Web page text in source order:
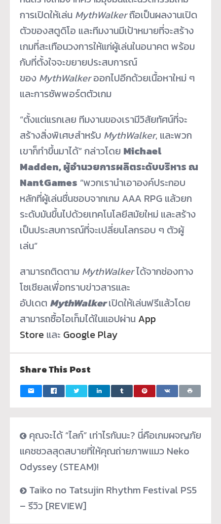
การเปิดให้เล่น MythWalkerถือเป็นผลงานเปิด
ตัวของสตูดิโอ และทีมงานมีเป้าหมายที่จะสร้าง
เกมที่สะเทือนวงการให้แก่ผู้เล่นในอนาคต พร้อม
กับที่ตั้งใจจะขยายประสบการณ์
ของ MythWalkerออกไปอีกด้วยเนื้อหาใหม่ ๆ
และการซัพพอร์ตตัวเกม
“ตั้งแต่แรกเลย ทีมงานของเรามีวิสัยทัศน์ที่จะ
สร้างสิ่งพิเศษสำหรับ MythWalker, และพวก
เขาก็ทำขึ้นมาได้” กล่าวโดย Michael
Madden, ผู้อำนวยการผลิตระดับบริหาร ณ
NantGames “พวกเรานำเอาองค์ประกอบ
หลักที่ผู้เล่นชื่นชอบจากเกม AAA RPG แล้วยก
ระดับมันขึ้นไปด้วยเทคโนโลยีสมัยใหม่ และสร้าง
เป็นประสบการณ์ที่จะเปลี่ยนโลกรอบ ๆ ตัวผู้
เล่น”
สามารถติดตาม MythWalkerได้จากช่องทาง
โซเชียลเพื่อทราบข่าวสารและ
อัปเดต MythWalkerเปิดให้เล่นฟรีแล้วโดย
สามารถซื้อไอเท็มได้ในแอปผ่าน App
Store และ Google Play
Share This Post
คุณจะได้ “ไลก์” เท่าไรกันนะ? นี่คือเกมผจญภัย
แคชชวลสุดสบายที่ให้คุณถ่ายภาพแมว Neko
Odyssey (STEAM)!
Taiko no Tatsujin Rhythm Festival PS5
– รีวิว [REVIEW]